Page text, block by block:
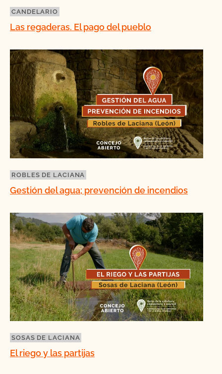
CANDELARIO
Las regaderas. El pago del pueblo
ROBLES DE LACIANA
Gestión del agua; prevención de incendios
SOSAS DE LACIANA
El riego y las partijas